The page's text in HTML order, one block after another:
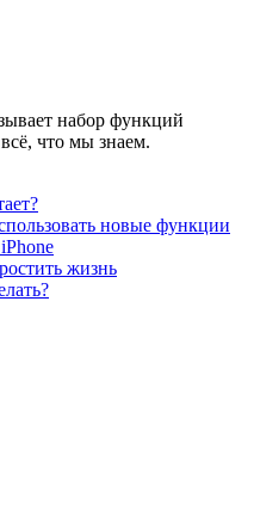
набор функций
что мы знаем.
новые функции
жизнь